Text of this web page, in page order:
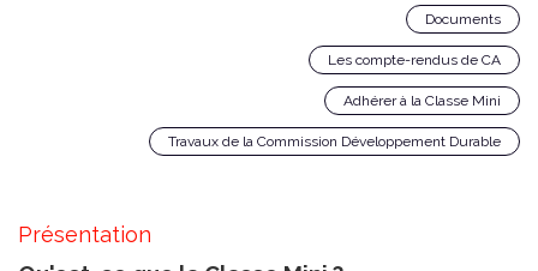
Documents
Les compte-rendus de CA
Adhérer à la Classe Mini
Travaux de la Commission Développement Durable
Présentation